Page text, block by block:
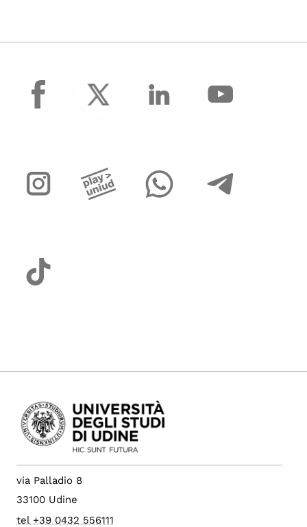
facebook
via Palladio 8
33100 Udine
tel +39 0432 556111